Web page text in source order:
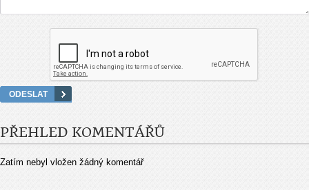
PŘEHLED KOMENTÁŘŮ
Zatím nebyl vložen žádný komentář